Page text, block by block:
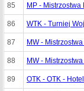
85 MP - Mistrzostwa
86 WTK - Turniej
87 MW -
88 MW -
89 OTK - OTK -